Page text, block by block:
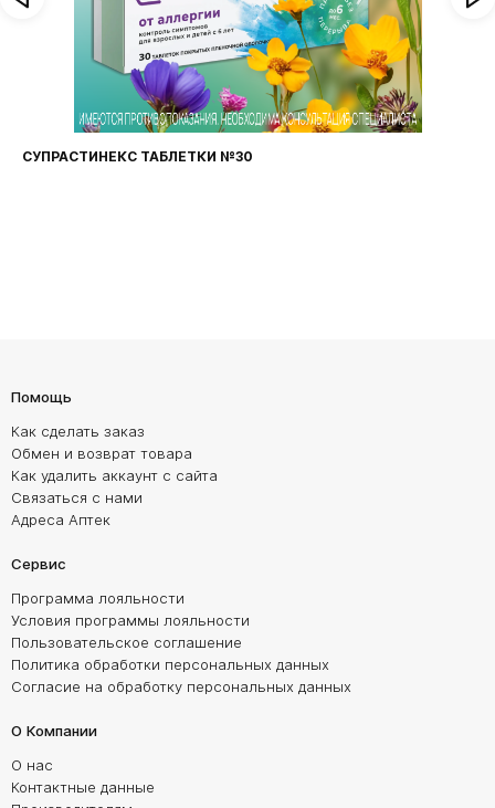
СУПРАСТИНЕКС ТАБЛЕТКИ №30
Помощь
Как сделать заказ
Обмен и возврат товара
Как удалить аккаунт с сайта
Связаться с нами
Адреса Аптек
Сервис
Программа лояльности
Условия программы лояльности
Пользовательское соглашение
Политика обработки персональных данных
Согласие на обработку персональных данных
О Компании
О нас
Контактные данные